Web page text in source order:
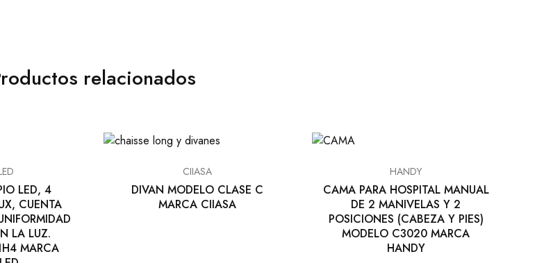
relacionados
LED, 4
CUENTA
LA LUZ.
MARCA
CIIASA
DIVAN MODELO CLASE C
MARCA CIIASA
HANDY
CAMA PARA HOSPITAL MANUAL
DE 2 MANIVELAS Y 2
POSICIONES (CABEZA Y PIES)
MODELO C3020 MARCA
HANDY